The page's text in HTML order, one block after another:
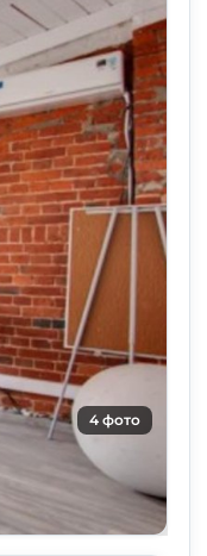
4 фото